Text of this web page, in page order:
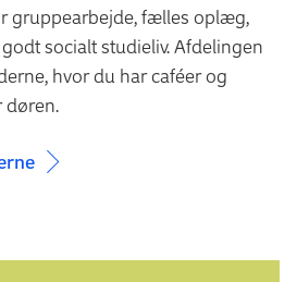
gruppearbejde, fælles oplæg,
socialt studieliv. Afdelingen
hvor du har caféer og
døren.